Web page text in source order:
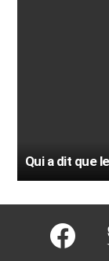
Qui a dit que
facebook